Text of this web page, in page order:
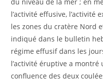
l’activité effusive,
les zones du cratère Nord
indiqué dans le bulletin
régime effusif dans les
l’activité éruptive a
confluence des deux